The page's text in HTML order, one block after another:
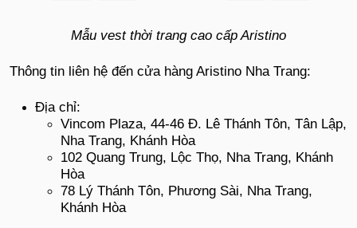
Mẫu vest thời trang cao cấp Aristino
Thông tin liên hệ đến cửa hàng Aristino Nha Trang:
Địa chỉ:
Vincom Plaza, 44-46 Đ. Lê Thánh Tôn, Tân Lập,
Nha Trang, Khánh Hòa
102 Quang Trung, Lộc Thọ, Nha Trang, Khánh
Hòa
78 Lý Thánh Tôn, Phương Sài, Nha Trang,
Khánh Hòa